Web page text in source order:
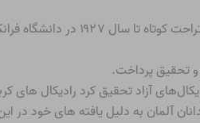
آزاد تحقیق کرد رادیکال های